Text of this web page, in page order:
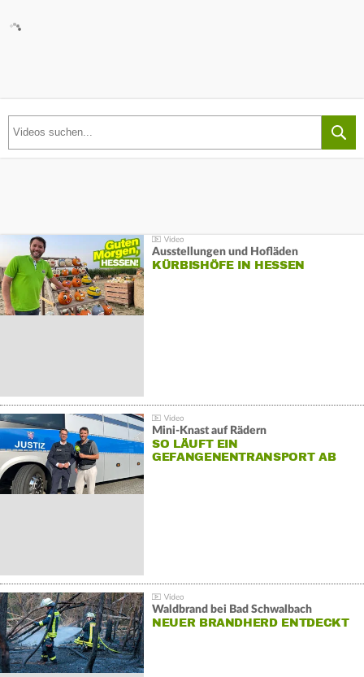
Ausstellungen und Hofläden
KÜRBISHÖFE IN HESSEN
Mini-Knast auf Rädern
SO LÄUFT EIN
GEFANGENENTRANSPORT AB
Waldbrand bei Bad Schwalbach
NEUER BRANDHERD ENTDECKT